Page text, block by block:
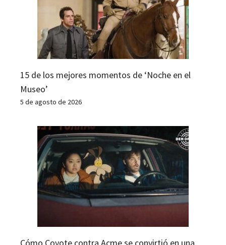
15 de los mejores momentos de ‘Noche en el
Museo’
5 de agosto de 2026